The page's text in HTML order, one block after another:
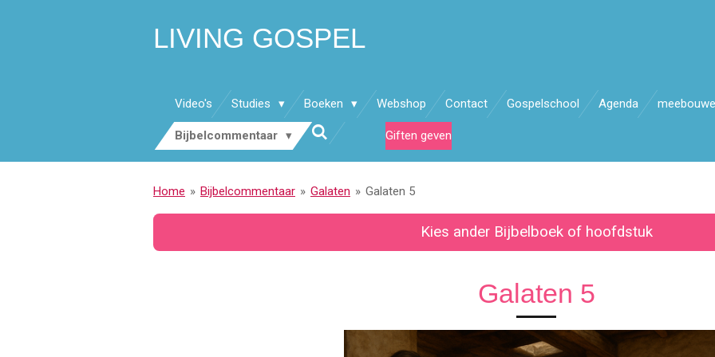
LIVING GOSPEL
Video's Studies Boeken Webshop Contact Gospelschool Agenda
Bijbelcommentaar Giften geven
Home » Bijbelcommentaar » Galaten » Galaten 5
Kies ander Bijbelboek of hoofdstuk
Galaten 5